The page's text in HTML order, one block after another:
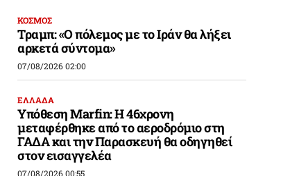
ΚΟΣΜΟΣ
Τραμπ: «Ο πόλεμος με το Ιράν θα λήξει
αρκετά σύντομα»
07/08/2026 02:00
ΕΛΛΑΔΑ
Υπόθεση Marfin: Η 46χρονη
μεταφέρθηκε από το αεροδρόμιο στη
ΓΑΔΑ και την Παρασκευή θα οδηγηθεί
στον εισαγγελέα
07/08/2026 00:55